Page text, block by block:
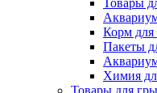
Товары
Корм
Пакеты
Химия
Товары для